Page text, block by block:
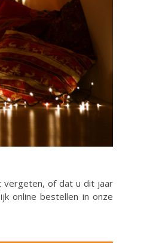
vergeten, of dat u dit jaar
online bestellen in onze